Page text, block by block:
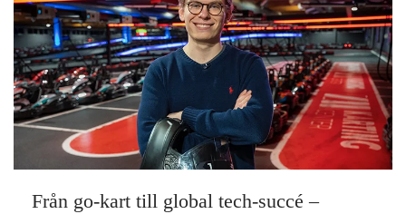
Från go-kart till global tech-succé –